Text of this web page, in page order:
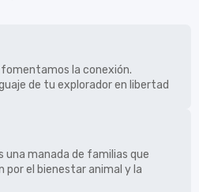
fomentamos la conexión.
de tu explorador en libertad
una manada de familias que
el bienestar animal y la